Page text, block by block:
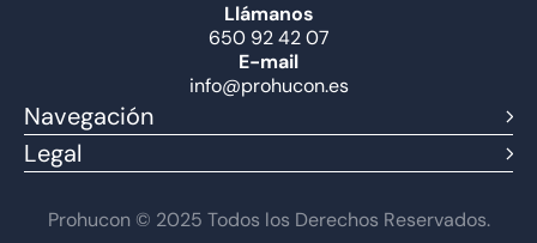
Llámanos
650 92 42 07
E-mail
info@prohucon.es
Navegación
Legal
Prohucon © 2025 Todos los Derechos Reservados.